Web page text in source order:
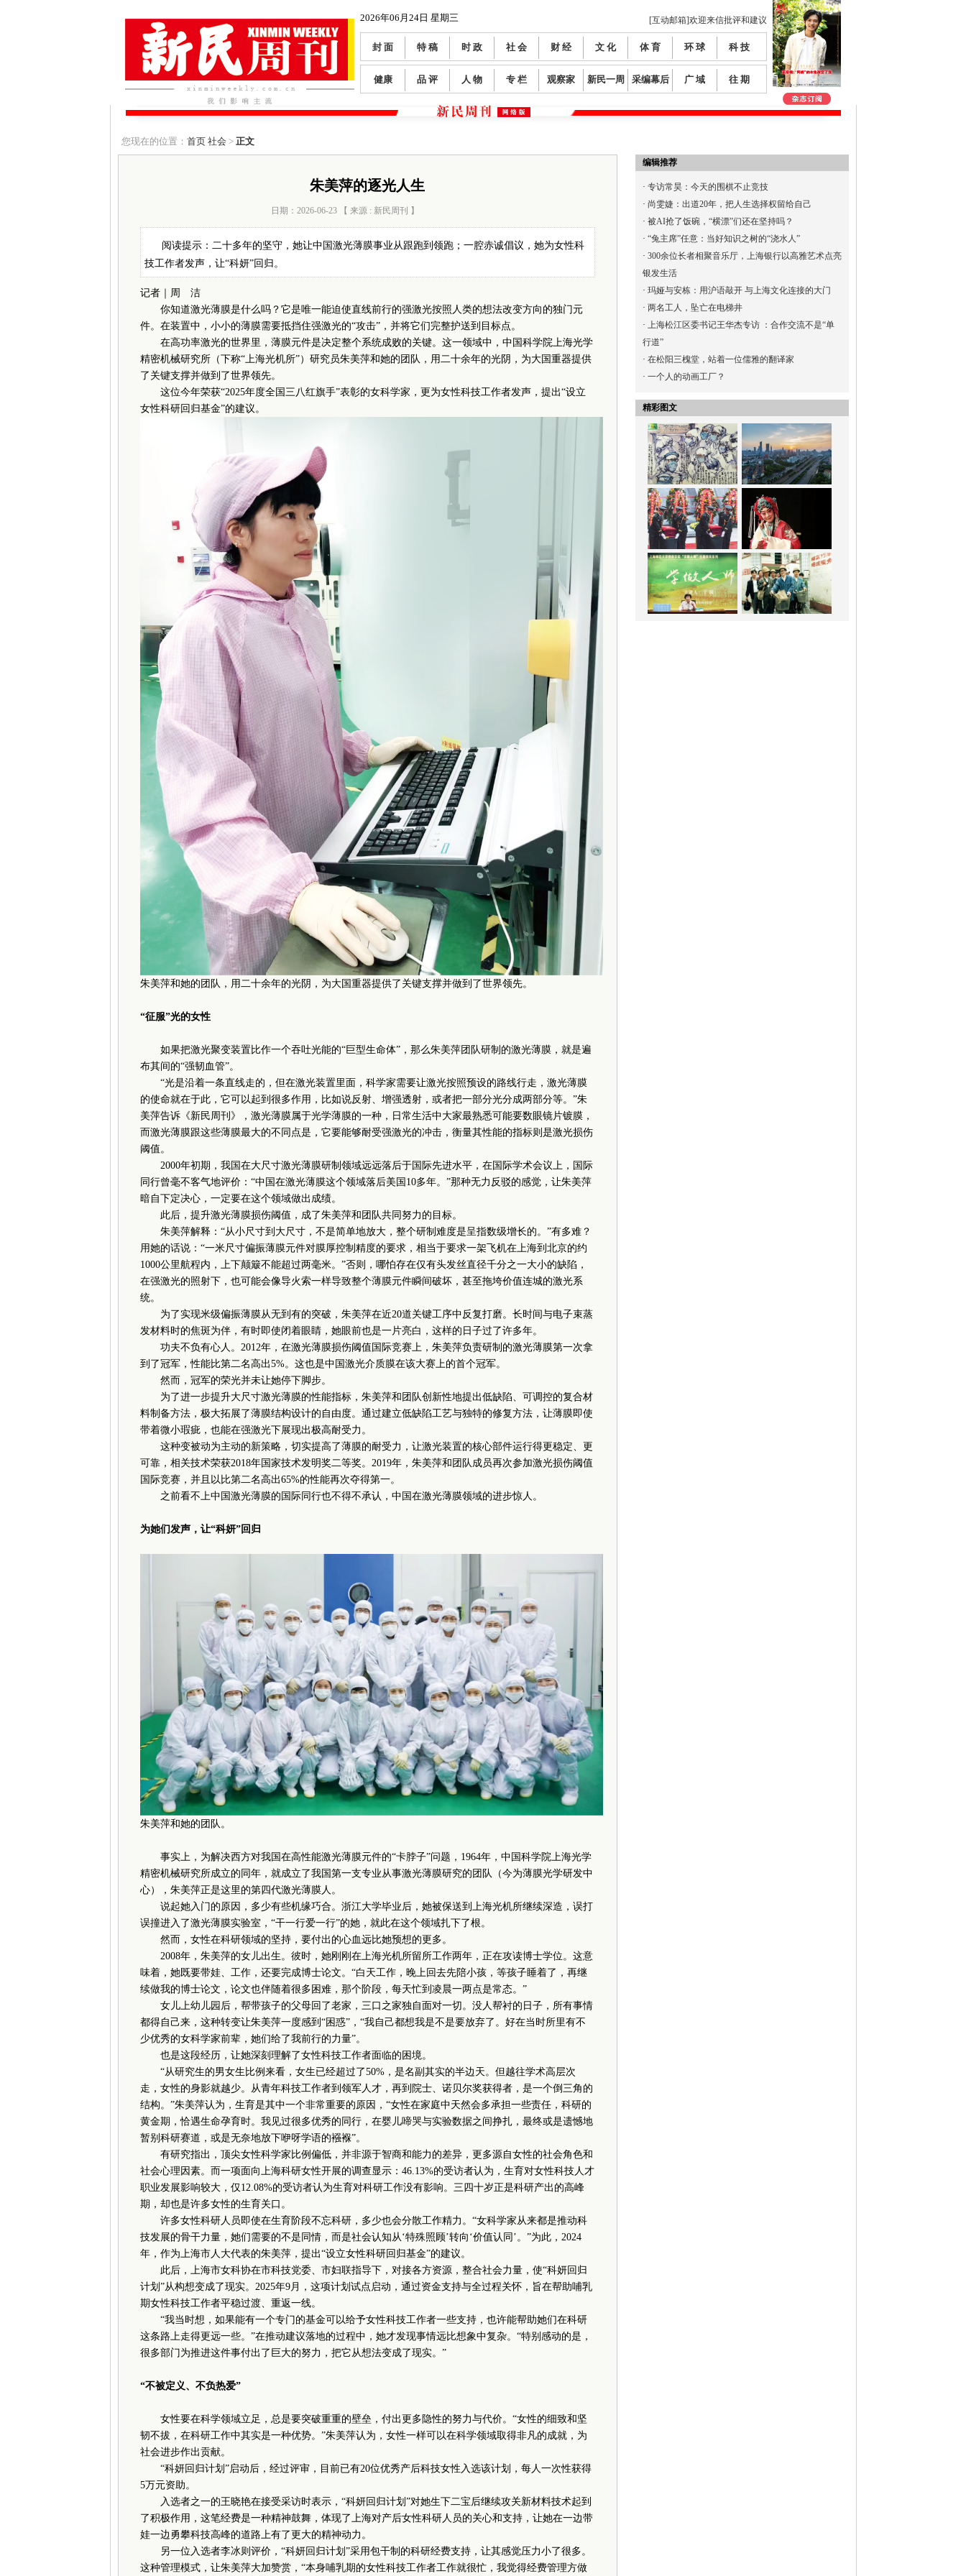
2026年06月24日 星期三 [互动邮箱]欢迎来信批评和建议
封 面 特 稿 时 政 社 会 财 经 文 化 体 育 环 球 科 技
健康 品 评 人 物 专 栏 观察家 新民一周 采编幕后 广 域 往 期
您现在的位置： 首页 社会 > 正文
朱美萍的逐光人生
日期：2026-06-23 【 来源 : 新民周刊 】
阅读提示：二十多年的坚守，她让中国激光薄膜事业从跟跑到领跑；一腔赤诚倡议，她为女性科
技工作者发声，让“科妍”回归。
记者｜周 洁
你知道激光薄膜是什么吗？它是唯一能迫使直线前行的强激光按照人类的想法改变方向的独门元
件。在装置中，小小的薄膜需要抵挡住强激光的“攻击”，并将它们完整护送到目标点。
在高功率激光的世界里，薄膜元件是决定整个系统成败的关键。这一领域中，中国科学院上海光学
精密机械研究所（下称“上海光机所”）研究员朱美萍和她的团队，用二十余年的光阴，为大国重器提供
了关键支撑并做到了世界领先。
这位今年荣获“2025年度全国三八红旗手”表彰的女科学家，更为女性科技工作者发声，提出“设立
女性科研回归基金”的建议。
朱美萍和她的团队，用二十余年的光阴，为大国重器提供了关键支撑并做到了世界领先。
“征服”光的女性
如果把激光聚变装置比作一个吞吐光能的“巨型生命体”，那么朱美萍团队研制的激光薄膜，就是遍
布其间的“强韧血管”。
“光是沿着一条直线走的，但在激光装置里面，科学家需要让激光按照预设的路线行走，激光薄膜
的使命就在于此，它可以起到很多作用，比如说反射、增强透射，或者把一部分光分成两部分等。”朱
美萍告诉《新民周刊》，激光薄膜属于光学薄膜的一种，日常生活中大家最熟悉可能要数眼镜片镀膜，
而激光薄膜跟这些薄膜最大的不同点是，它要能够耐受强激光的冲击，衡量其性能的指标则是激光损伤
阈值。
2000年初期，我国在大尺寸激光薄膜研制领域远远落后于国际先进水平，在国际学术会议上，国际
同行曾毫不客气地评价：“中国在激光薄膜这个领域落后美国10多年。”那种无力反驳的感觉，让朱美萍
暗自下定决心，一定要在这个领域做出成绩。
此后，提升激光薄膜损伤阈值，成了朱美萍和团队共同努力的目标。
朱美萍解释：“从小尺寸到大尺寸，不是简单地放大，整个研制难度是呈指数级增长的。”有多难？
用她的话说：“一米尺寸偏振薄膜元件对膜厚控制精度的要求，相当于要求一架飞机在上海到北京的约
1000公里航程内，上下颠簸不能超过两毫米。”否则，哪怕存在仅有头发丝直径千分之一大小的缺陷，
在强激光的照射下，也可能会像导火索一样导致整个薄膜元件瞬间破坏，甚至拖垮价值连城的激光系
统。
为了实现米级偏振薄膜从无到有的突破，朱美萍在近20道关键工序中反复打磨。长时间与电子束蒸
发材料时的焦斑为伴，有时即使闭着眼睛，她眼前也是一片亮白，这样的日子过了许多年。
功夫不负有心人。2012年，在激光薄膜损伤阈值国际竞赛上，朱美萍负责研制的激光薄膜第一次拿
到了冠军，性能比第二名高出5%。这也是中国激光介质膜在该大赛上的首个冠军。
然而，冠军的荣光并未让她停下脚步。
为了进一步提升大尺寸激光薄膜的性能指标，朱美萍和团队创新性地提出低缺陷、可调控的复合材
料制备方法，极大拓展了薄膜结构设计的自由度。通过建立低缺陷工艺与独特的修复方法，让薄膜即使
带着微小瑕疵，也能在强激光下展现出极高耐受力。
这种变被动为主动的新策略，切实提高了薄膜的耐受力，让激光装置的核心部件运行得更稳定、更
可靠，相关技术荣获2018年国家技术发明奖二等奖。2019年，朱美萍和团队成员再次参加激光损伤阈值
国际竞赛，并且以比第二名高出65%的性能再次夺得第一。
之前看不上中国激光薄膜的国际同行也不得不承认，中国在激光薄膜领域的进步惊人。
为她们发声，让“科妍”回归
朱美萍和她的团队。
事实上，为解决西方对我国在高性能激光薄膜元件的“卡脖子”问题，1964年，中国科学院上海光学
精密机械研究所成立的同年，就成立了我国第一支专业从事激光薄膜研究的团队（今为薄膜光学研发中
心），朱美萍正是这里的第四代激光薄膜人。
说起她入门的原因，多少有些机缘巧合。浙江大学毕业后，她被保送到上海光机所继续深造，误打
误撞进入了激光薄膜实验室，“干一行爱一行”的她，就此在这个领域扎下了根。
然而，女性在科研领域的坚持，要付出的心血远比她预想的更多。
2008年，朱美萍的女儿出生。彼时，她刚刚在上海光机所留所工作两年，正在攻读博士学位。这意
味着，她既要带娃、工作，还要完成博士论文。“白天工作，晚上回去先陪小孩，等孩子睡着了，再继
续做我的博士论文，论文也伴随着很多困难，那个阶段，每天忙到凌晨一两点是常态。”
女儿上幼儿园后，帮带孩子的父母回了老家，三口之家独自面对一切。没人帮衬的日子，所有事情
都得自己来，这种转变让朱美萍一度感到“困惑”，“我自己都想我是不是要放弃了。好在当时所里有不
少优秀的女科学家前辈，她们给了我前行的力量”。
也是这段经历，让她深刻理解了女性科技工作者面临的困境。
“从研究生的男女生比例来看，女生已经超过了50%，是名副其实的半边天。但越往学术高层次
走，女性的身影就越少。从青年科技工作者到领军人才，再到院士、诺贝尔奖获得者，是一个倒三角的
结构。”朱美萍认为，生育是其中一个非常重要的原因，“女性在家庭中天然会多承担一些责任，科研的
黄金期，恰遇生命孕育时。我见过很多优秀的同行，在婴儿啼哭与实验数据之间挣扎，最终或是遗憾地
暂别科研赛道，或是无奈地放下咿呀学语的襁褓”。
有研究指出，顶尖女性科学家比例偏低，并非源于智商和能力的差异，更多源自女性的社会角色和
社会心理因素。而一项面向上海科研女性开展的调查显示：46.13%的受访者认为，生育对女性科技人才
职业发展影响较大，仅12.08%的受访者认为生育对科研工作没有影响。三四十岁正是科研产出的高峰
期，却也是许多女性的生育关口。
许多女性科研人员即使在生育阶段不忘科研，多少也会分散工作精力。“女科学家从来都是推动科
技发展的骨干力量，她们需要的不是同情，而是社会认知从‘特殊照顾’转向‘价值认同’。”为此，2024
年，作为上海市人大代表的朱美萍，提出“设立女性科研回归基金”的建议。
此后，上海市女科协在市科技党委、市妇联指导下，对接各方资源，整合社会力量，使“科妍回归
计划”从构想变成了现实。2025年9月，这项计划试点启动，通过资金支持与全过程关怀，旨在帮助哺乳
期女性科技工作者平稳过渡、重返一线。
“我当时想，如果能有一个专门的基金可以给予女性科技工作者一些支持，也许能帮助她们在科研
这条路上走得更远一些。”在推动建议落地的过程中，她才发现事情远比想象中复杂。“特别感动的是，
很多部门为推进这件事付出了巨大的努力，把它从想法变成了现实。”
“不被定义、不负热爱”
女性要在科学领域立足，总是要突破重重的壁垒，付出更多隐性的努力与代价。“女性的细致和坚
韧不拔，在科研工作中其实是一种优势。”朱美萍认为，女性一样可以在科学领域取得非凡的成就，为
社会进步作出贡献。
“科妍回归计划”启动后，经过评审，目前已有20位优秀产后科技女性入选该计划，每人一次性获得
5万元资助。
入选者之一的王晓艳在接受采访时表示，“科妍回归计划”对她生下二宝后继续攻关新材料技术起到
了积极作用，这笔经费是一种精神鼓舞，体现了上海对产后女性科研人员的关心和支持，让她在一边带
娃一边勇攀科技高峰的道路上有了更大的精神动力。
另一位入选者李冰则评价，“科妍回归计划”采用包干制的科研经费支持，让其感觉压力小了很多。
这种管理模式，让朱美萍大加赞赏，“本身哺乳期的女性科技工作者工作就很忙，我觉得经费管理方做
编辑推荐
· 专访常昊：今天的围棋不止竞技
· 尚雯婕：出道20年，把人生选择权留给自己
· 被AI抢了饭碗，“横漂”们还在坚持吗？
· “兔主席”任意：当好知识之树的“浇水人”
· 300余位长者相聚音乐厅，上海银行以高雅艺术点亮
银发生活
· 玛娅与安栋：用沪语敲开 与上海文化连接的大门
· 两名工人，坠亡在电梯井
· 上海松江区委书记王华杰专访 ：合作交流不是“单
行道”
· 在松阳三槐堂，站着一位儒雅的翻译家
· 一个人的动画工厂？
精彩图文